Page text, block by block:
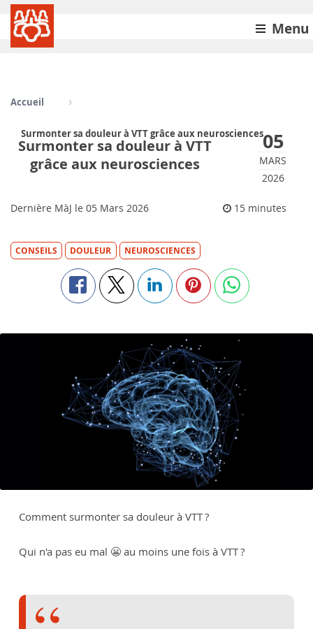
Menu
Accueil
Surmonter sa douleur à VTT grâce aux neurosciences05
MARS
2026
Surmonter sa douleur à VTT
grâce aux neurosciences
15 minutes
Dernière MàJ le05 Mars 2026
CONSEILS DOULEUR NEUROSCIENCES
Comment surmonter sa douleur à VTT ?
Qui n'a pas eu mal 😬 au moins une fois à VTT ?